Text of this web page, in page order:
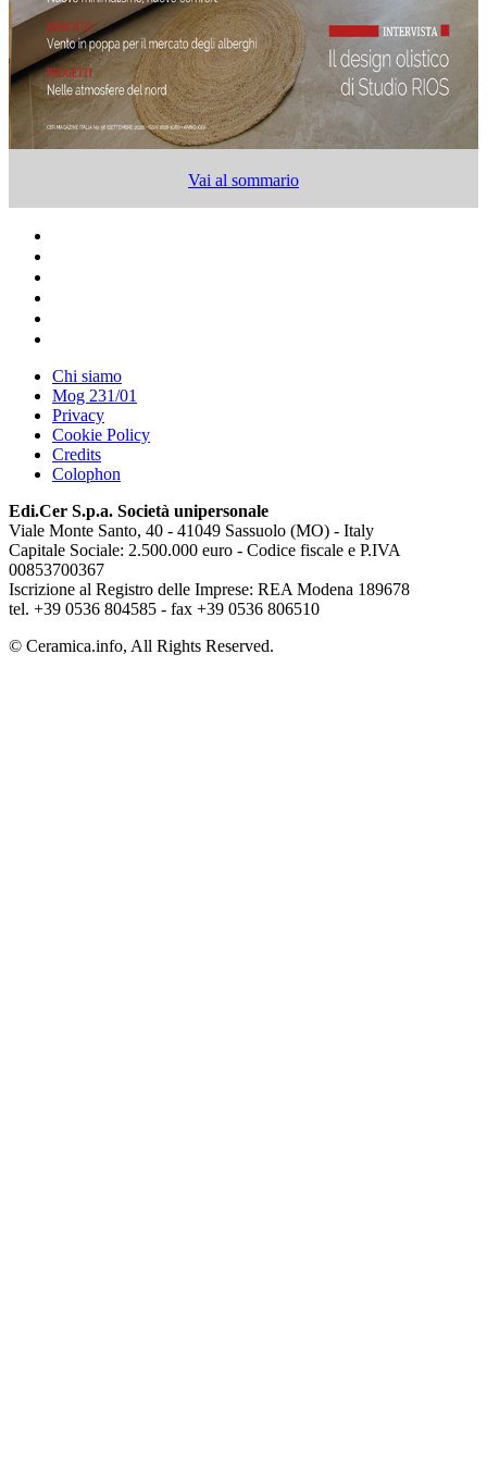
Vai al sommario
Chi siamo
Mog 231/01
Privacy
Cookie Policy
Credits
Colophon
Edi.Cer S.p.a. Società unipersonale
Viale Monte Santo, 40 - 41049 Sassuolo (MO) - Italy
Capitale Sociale: 2.500.000 euro - Codice fiscale e P.IVA
00853700367
Iscrizione al Registro delle Imprese: REA Modena 189678
tel. +39 0536 804585 - fax +39 0536 806510
© Ceramica.info, All Rights Reserved.